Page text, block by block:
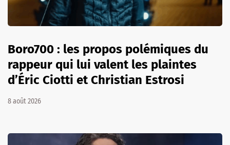
Boro700 : les propos polémiques du
rappeur qui lui valent les plaintes
d’Éric Ciotti et Christian Estrosi
8 août 2026